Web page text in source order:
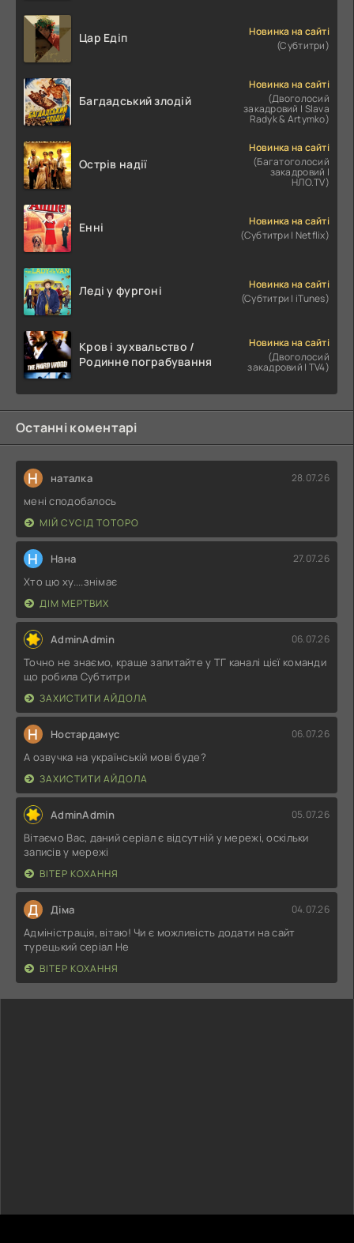
Цар Едіп
Новинка на сайті
(Субтитри)
Багдадський злодій
Новинка на сайті
(Двоголосий
закадровий | Slava
Radyk & Artymko)
Острів надії
Новинка на сайті
(Багатоголосий
закадровий |
НЛО.TV)
Енні
Новинка на сайті
(Субтитри | Netflix)
Леді у фургоні
Новинка на сайті
(Субтитри | iTunes)
Кров і зухвальство /
Родинне пограбування
Новинка на сайті
(Двоголосий
закадровий | TV4)
Останні коментарі
Н наталка 28.07.26
мені сподобалось
МІЙ СУСІД ТОТОРО
Н Нана 27.07.26
Хто цю ху....знімає
ДІМ МЕРТВИХ
AdminAdmin 06.07.26
Точно не знаємо, краще запитайте у ТГ каналі цієї команди
що робила Субтитри
ЗАХИСТИТИ АЙДОЛА
Н Ностардамус 06.07.26
А озвучка на українській мові буде?
ЗАХИСТИТИ АЙДОЛА
AdminAdmin 05.07.26
Вітаємо Вас, даний серіал є відсутній у мережі, оскільки
записів у мережі
ВІТЕР КОХАННЯ
Д Діма 04.07.26
Адміністрація, вітаю! Чи є можливість додати на сайт
турецький серіал Не
ВІТЕР КОХАННЯ